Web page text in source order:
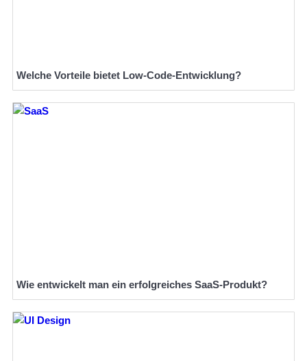
Welche Vorteile bietet Low-Code-Entwicklung?
Wie entwickelt man ein erfolgreiches SaaS-Produkt?